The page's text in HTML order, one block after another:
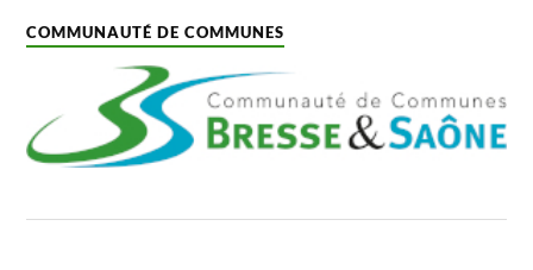
COMMUNAUTÉ DE COMMUNES